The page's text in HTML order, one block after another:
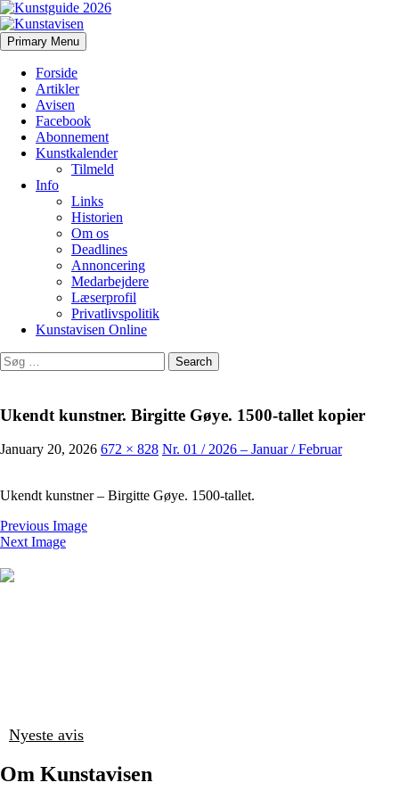
Kunstavisen
Search
Primary Menu Skip
to
Forside
Artikler
Avisen
Facebook
Abonnement
Kunstkalender
Tilmeld
Info
Links
Historien
Om os
Deadlines
Annoncering
Medarbejdere
Læserprofil
Privatlivspolitik
Kunstavisen Online
Search
for:
Ukendt kunstner. Birgitte Gøye. 1500-tallet kopier
January 20, 2026 672 × 828 Nr. 01 / 2026 – Januar / Februar
Ukendt kunstner – Birgitte Gøye. 1500-tallet.
Previous Image
Next Image
Nyeste avis
Om Kunstavisen